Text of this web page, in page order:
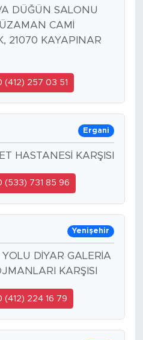
DÜĞÜN SALONU
CAMİ
21070 KAYAPINAR
(412) 257 03 51
Ergani
HASTANESİ KARŞISI
(533) 731 85 96
Yenişehir
DİYAR GALERİA
KARŞISI
(412) 224 16 79